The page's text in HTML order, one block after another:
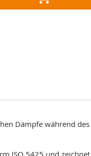
Dämpfe während
ISO 5425 und